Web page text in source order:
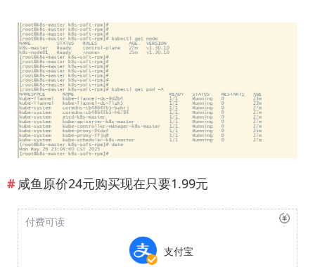
咸鱼原价24元购买现在只要1.99元
支付宝
付费可读